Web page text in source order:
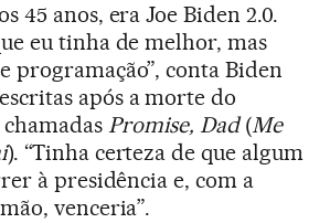
45 anos, era Joe Biden 2.0.
eu tinha de melhor, mas
programação”, conta Biden
após a morte do
Promise, Dad(Me
). “Tinha certeza de que algum
à presidência e, com a
venceria”.